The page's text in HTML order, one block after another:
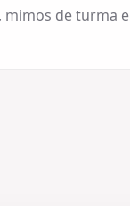
mimos de turma e